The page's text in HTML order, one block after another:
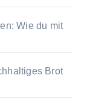
Wie du mit
Brot